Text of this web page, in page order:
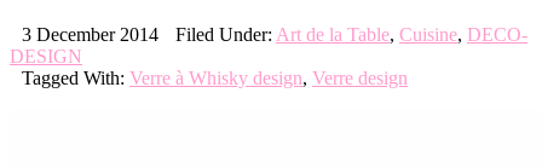
3 December 2014 Filed Under: Art de la Table, Cuisine, DECO-
DESIGN
Tagged With: Verre à Whisky design, Verre design